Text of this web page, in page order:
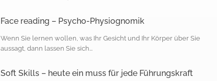
Face reading – Psycho-Physiognomik
Wenn Sie lernen wollen, was Ihr Gesicht und Ihr Körper über Sie
aussagt, dann lassen Sie sich...
Soft Skills – heute ein muss für jede Führungskraft